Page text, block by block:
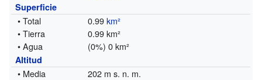
Superficie
• Total 0.99km²
• Tierra
0.99 km²
• Agua
(0%) 0 km²
Altitud
• Media 202 m s. n. m.